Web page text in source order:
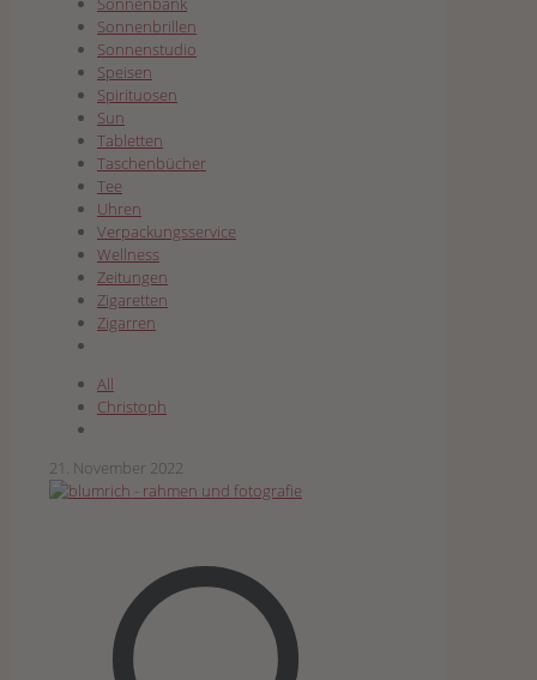
Sonnenbrillen
Sonnenstudio
Speisen
Spirituosen
Sun
Tabletten
Taschenbücher
Tee
Uhren
Verpackungsservice
Wellness
Zeitungen
Zigaretten
Zigarren
All
Christoph
21. November 2022